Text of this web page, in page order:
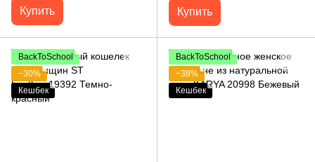
Купить Купить
BackToSchool
−30%
Кешбек
BackToSchool
−38%
Кешбек